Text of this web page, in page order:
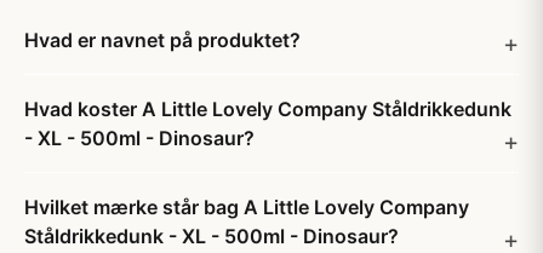
Hvad er navnet på produktet?
Hvad koster A Little Lovely Company Ståldrikkedunk
- XL - 500ml - Dinosaur?
Hvilket mærke står bag A Little Lovely Company
Ståldrikkedunk - XL - 500ml - Dinosaur?